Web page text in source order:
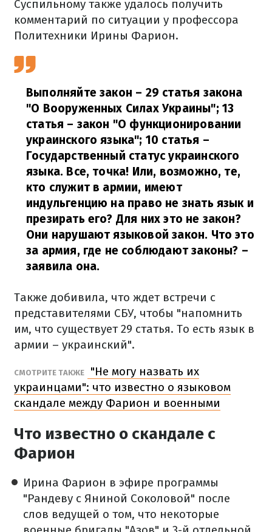
Суспильному также удалось получить
комментарий по ситуации у профессора
Политехники Ирины Фарион.
Выполняйте закон – 29 статья закона
"О Вооруженных Силах Украины"; 13
статья – закон "О функционировании
украинского языка"; 10 статья –
Государственный статус украинского
языка. Все, точка! Или, возможно, те,
кто служит в армии, имеют
индульгенцию на право не знать язык и
презирать его? Для них это не закон?
Они нарушают языковой закон. Что это
за армия, где не соблюдают законы? –
заявила она.
Также добивила, что ждет встречи с
представителями СБУ, чтобы "напомнить
им, что существует 29 статья. То есть язык в
армии – украинский".
СМОТРИТЕ ТАКЖЕ
"Не могу назвать их
украинцами": что известно о языковом
скандале между Фарион и военными
Что известно о скандале с
Фарион
Ирина Фарион в эфире программы
"Рандеву с Яниной Соколовой" после
слов ведущей о том, что некоторые